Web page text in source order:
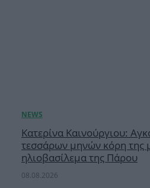
Κατερίνα Καινούργιου:
τεσσάρων μηνών κόρη της
ηλιοβασίλεμα της Πάρου
08.08.2026